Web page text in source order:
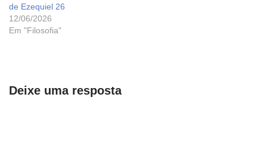
de Ezequiel 26
12/06/2026
Em "Filosofia"
Deixe uma resposta